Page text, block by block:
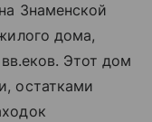
Знаменской
дома,
еков. Этот дом
остатками